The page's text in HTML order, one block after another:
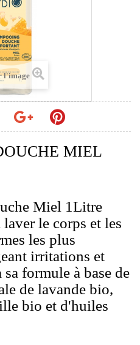
l'image
MIEL
Miel 1Litre
le corps et les
les plus
irritations et
formule à base de
de lavande bio,
bio et d'huiles